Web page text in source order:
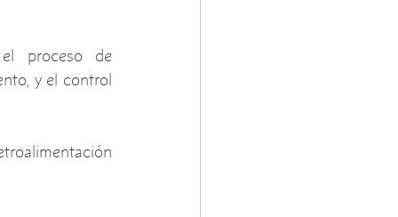
proceso de
y el control